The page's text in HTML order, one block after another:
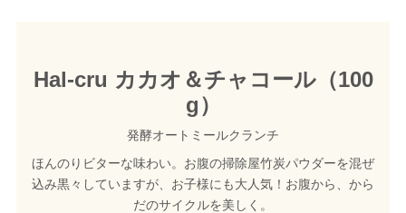
Hal-cru カカオ＆チャコール（100
g）
発酵オートミールクランチ
ほんのりビターな味わい。お腹の掃除屋竹炭パウダーを混ぜ
込み黒々していますが、お子様にも大人気！お腹から、から
だのサイクルを美しく。